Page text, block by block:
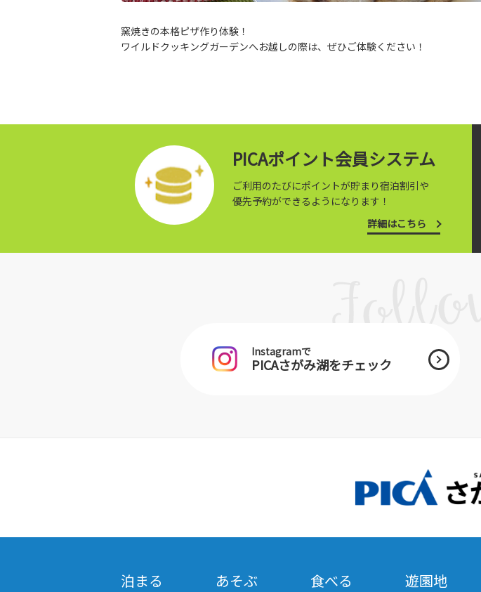
窯焼きの本格ピザ作り体験！
ワイルドクッキングガーデンへお越しの際は、ぜひご体験ください！
PICAポイント会員システム
ご利用のたびにポイントが貯まり宿泊割引や
優先予約ができるようになります！
詳細はこちら
Instagramで
PICAさがみ湖をチェック
泊まる あそぶ 食べる 遊園地